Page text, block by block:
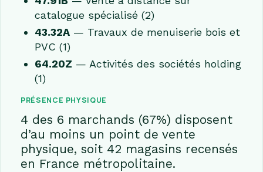
catalogue spécialisé (2)
43.32A — Travaux de menuiserie bois et
PVC (1)
64.20Z — Activités des sociétés holding
(1)
PRÉSENCE PHYSIQUE
4 des 6 marchands (67%) disposent
d’au moins un point de vente
physique, soit 42 magasins recensés
en France métropolitaine.